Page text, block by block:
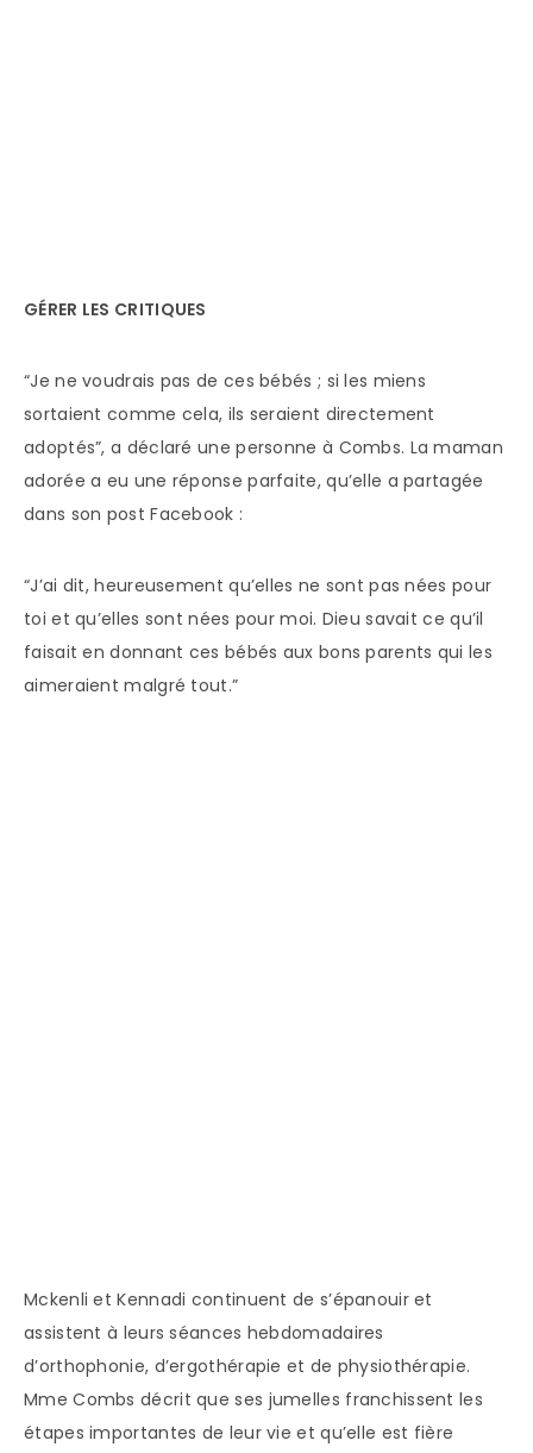
GÉRER LES CRITIQUES
“Je ne voudrais pas de ces bébés ; si les miens
sortaient comme cela, ils seraient directement
adoptés”, a déclaré une personne à Combs. La maman
adorée a eu une réponse parfaite, qu’elle a partagée
dans son post Facebook :
“J’ai dit, heureusement qu’elles ne sont pas nées pour
toi et qu’elles sont nées pour moi. Dieu savait ce qu’il
faisait en donnant ces bébés aux bons parents qui les
aimeraient malgré tout.”
Mckenli et Kennadi continuent de s’épanouir et
assistent à leurs séances hebdomadaires
d’orthophonie, d’ergothérapie et de physiothérapie.
Mme Combs décrit que ses jumelles franchissent les
étapes importantes de leur vie et qu’elle est fière